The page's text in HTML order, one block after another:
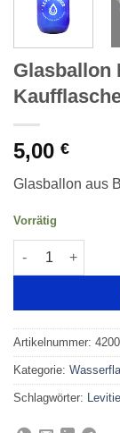
Glasballon
5,00 €
Glasballon aus
Vorrätig
Artikelnummer:
Kategorie:
Schlagwörter: